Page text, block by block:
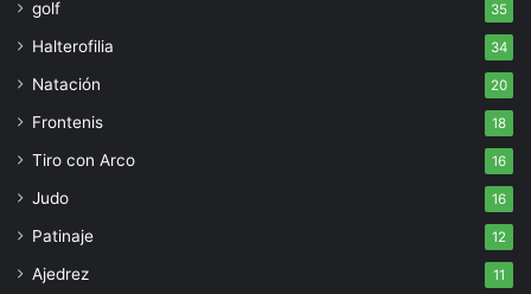
golf 35
Halterofilia 34
Natación 20
Frontenis 18
Tiro con Arco 16
Judo 16
Patinaje 12
Ajedrez 11